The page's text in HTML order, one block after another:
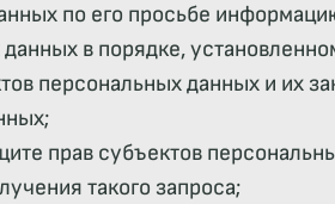
по его просьбе
в порядке,
персональных данных и их
прав субъектов
такого запроса;